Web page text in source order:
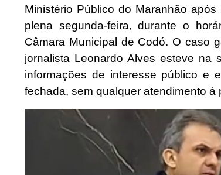
Ministério Público do Maranhão
plena segunda-feira, durante o
Câmara Municipal de Codó. O caso
jornalista Leonardo Alves esteve na
informações de interesse público e
fechada, sem qualquer atendimento à